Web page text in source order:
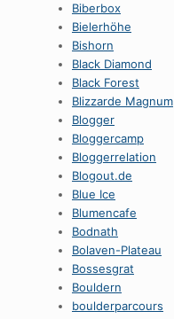
Biberbox
Bielerhöhe
Bishorn
Black Diamond
Black Forest
Blizzarde Magnum
Blogger
Bloggercamp
Bloggerrelation
Blogout.de
Blue Ice
Blumencafe
Bodnath
Bolaven-Plateau
Bossesgrat
Bouldern
boulderparcours